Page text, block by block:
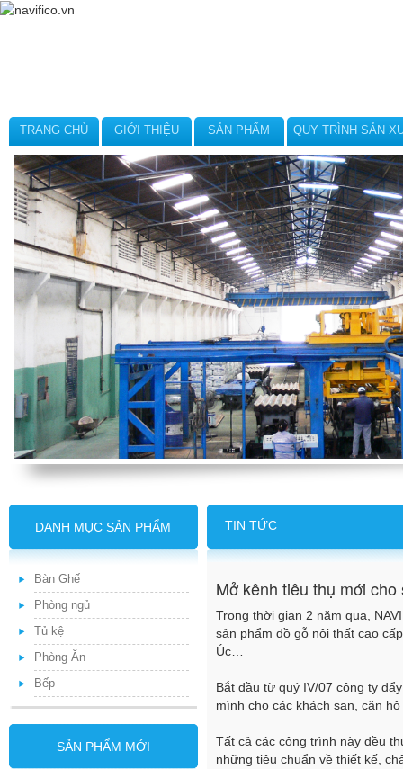
TRANG CHỦ GIỚI THIỆU SẢN PHẨM QUY TRÌNH SẢN
DANH MỤC SẢN PHẨM
Bàn Ghế
Phòng ngủ
Tủ kệ
Phòng Ăn
Bếp
SẢN PHẨM MỚI
TIN TỨC
Mở kênh tiêu thụ mới
Trong thời gian 2 năm qua,
sản phẩm đồ gỗ nội thất cao
Úc…
Bắt đầu từ quý IV/07 công ty
mình cho các khách sạn, căn
Tất cả các công trình này đều
những tiêu chuẩn về thiết kế,